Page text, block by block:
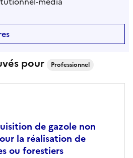
pour Professionnel
de gazole non
la réalisation de
ou forestiers